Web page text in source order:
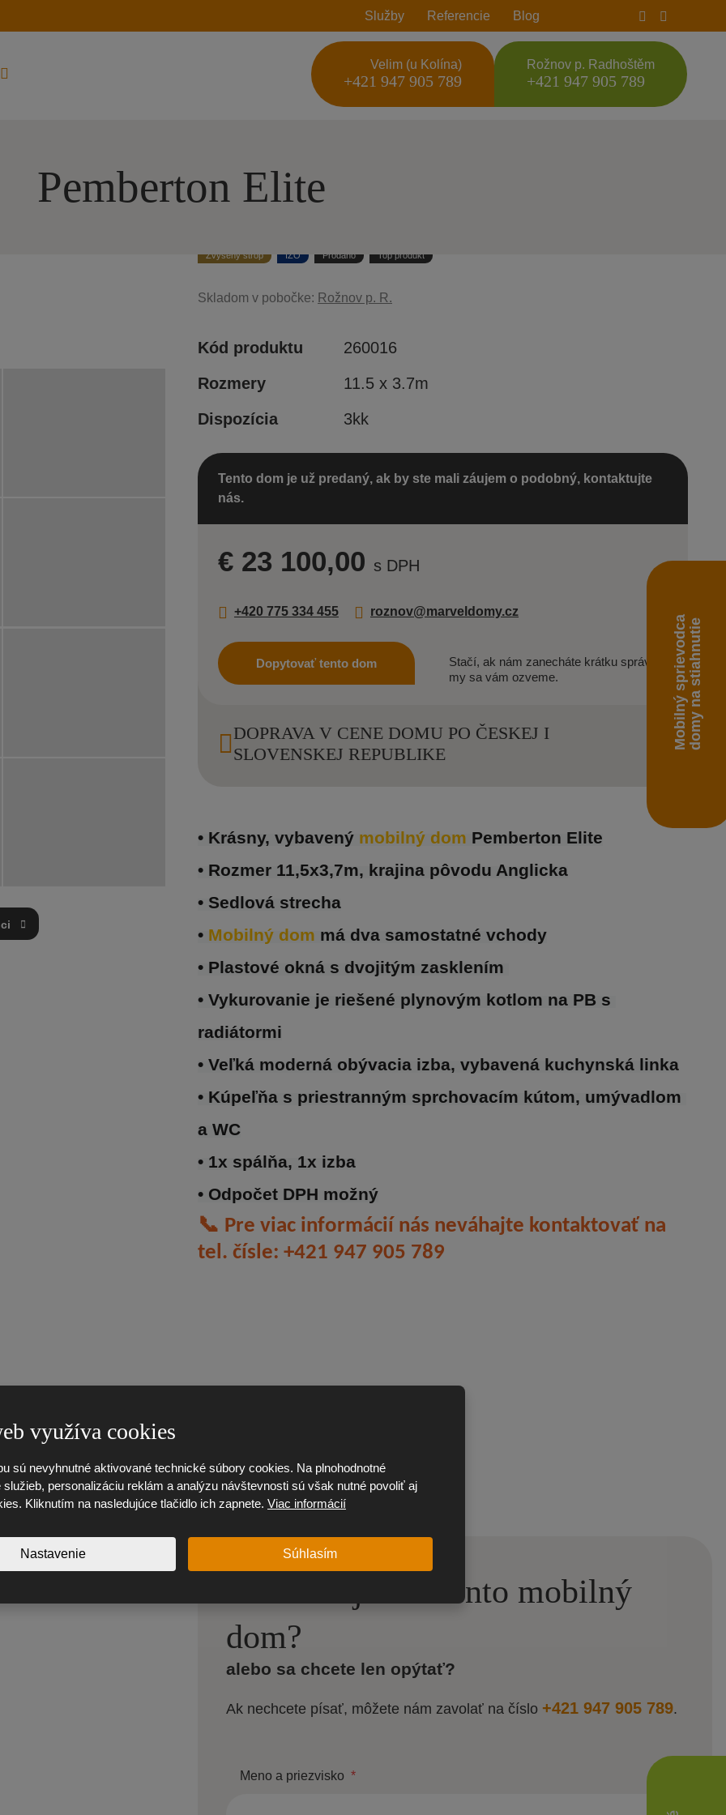
Služby Referencie Blog
Velim (u Kolína)
+421 947 905 789
Rožnov p. Radhoštěm
+421 947 905 789
Pemberton Elite
Zvýšený strop IZO Prodáno Top produkt
Skladom v pobočke: Rožnov p. R.
Kód produktu
260016
Rozmery
11.5 x 3.7m
Dispozícia
3kk
Tento dom je už predaný, ak by ste mali záujem o podobný, kontaktujte
nás.
€ 23 100,00 s DPH
+420 775 334 455 roznov@marveldomy.cz
Dopytovať tento dom
Stačí, ak nám zanecháte krátku správu a
my sa vám ozveme.
DOPRAVA V CENE DOMU PO ČESKEJ I
SLOVENSKEJ REPUBLIKE
• Krásny, vybavený mobilný dom Pemberton Elite
• Rozmer 11,5x3,7m, krajina pôvodu Anglicka
• Sedlová strecha
• Mobilný dom má dva samostatné vchody
• Plastové okná s dvojitým zasklením
• Vykurovanie je riešené plynovým kotlom na PB s
radiátormi
• Veľká moderná obývacia izba, vybavená kuchynská linka
• Kúpeľňa s priestranným sprchovacím kútom, umývadlom
a WC
• 1x spálňa, 1x izba
• Odpočet DPH možný
📞 Pre viac informácií nás neváhajte kontaktovať na
tel. čísle: +421 947 905 789
Máte záujem o tento mobilný
dom?
alebo sa chcete len opýtať?
Ak nechcete písať, môžete nám zavolať na číslo +421 947 905 789.
Meno a priezvisko *
Mobilný sprievodcadomy na stiahnutie
využíva cookies
sú nevyhnutné aktivované technické súbory cookies. Na plnohodnotné
služieb, personalizáciu reklám a analýzu návštevnosti sú však nutné povoliť aj
Kliknutím na nasledujúce tlačidlo ich zapnete. Viac informácií
Nastavenie Súhlasím